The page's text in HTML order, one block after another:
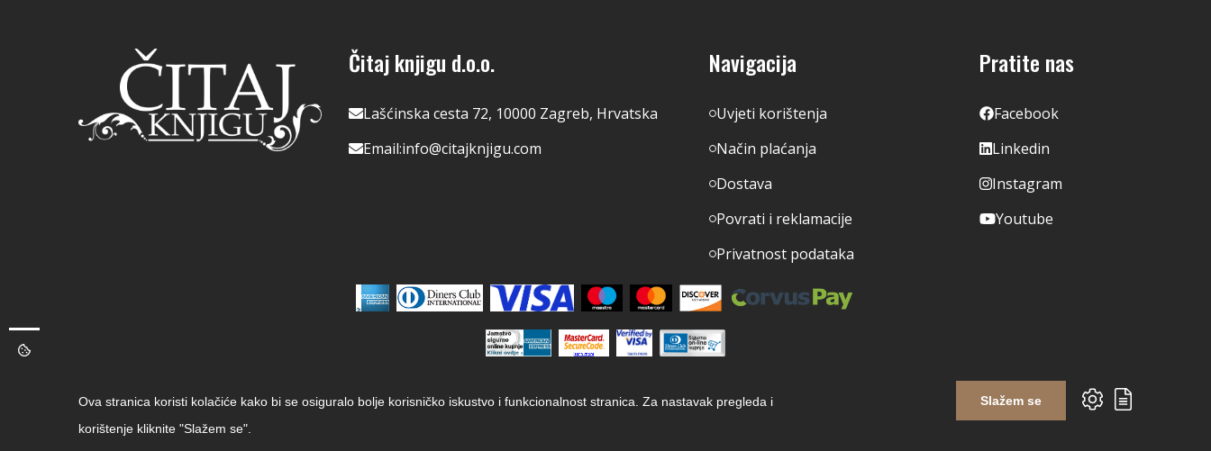
Čitaj knjigu d.o.o.
Lašćinska cesta 72, 10000 Zagreb, Hrvatska
Email:info@citajknjigu.com
Navigacija
Uvjeti korištenja
Način plaćanja
Dostava
Povrati i reklamacije
Privatnost podataka
Pratite nas
Facebook
Linkedin
Instagram
Youtube
Ova stranica koristi kolačiće kako bi se osiguralo bolje korisničko iskustvo i funkcionalnost stranica. Za nastavak pregleda i
korištenje kliknite "Slažem se".
Slažem se